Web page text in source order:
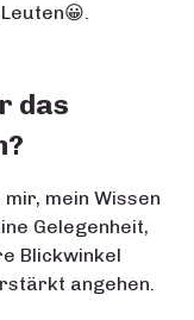
das
mein Wissen
Gelegenheit,
Blickwinkel
angehen.